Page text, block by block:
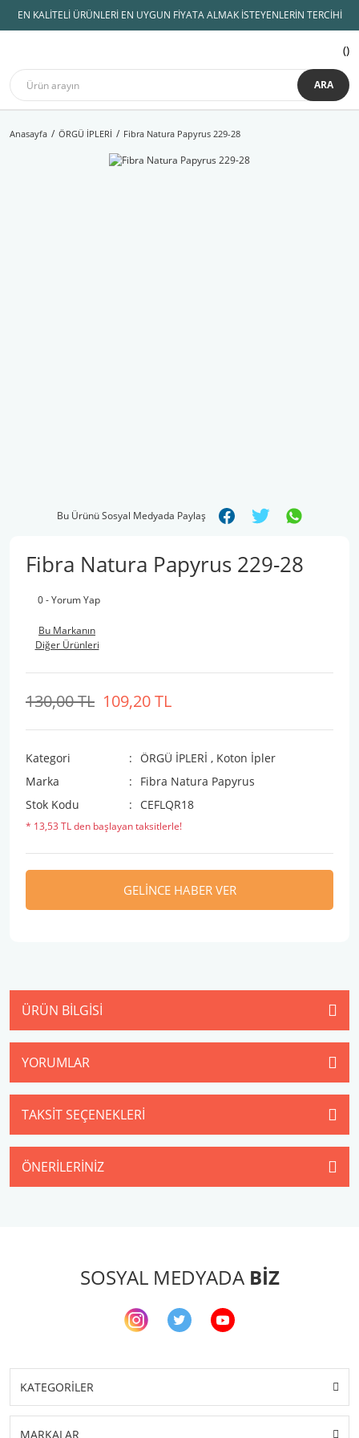
EN KALİTELİ ÜRÜNLERİ EN UYGUN FİYATA ALMAK İSTEYENLERİN TERCİHİ
ARA
Anasayfa ÖRGÜ İPLERİ Fibra Natura Papyrus 229-28
Bu Ürünü Sosyal Medyada Paylaş
Fibra Natura Papyrus 229-28
0 - Yorum Yap
Bu Markanın
Diğer Ürünleri
109,20 TL
130,00 TL
Kategori ÖRGÜ İPLERİ , Koton İpler
Marka
Fibra Natura Papyrus
Stok Kodu
CEFLQR18
* 13,53 TL den başlayan taksitlerle!
GELİNCE HABER VER
ÜRÜN BILGISI
YORUMLAR
TAKSIT SEÇENEKLERI
ÖNERILERINIZ
SOSYAL MEDYADA BİZ
KATEGORİLER
MARKALAR